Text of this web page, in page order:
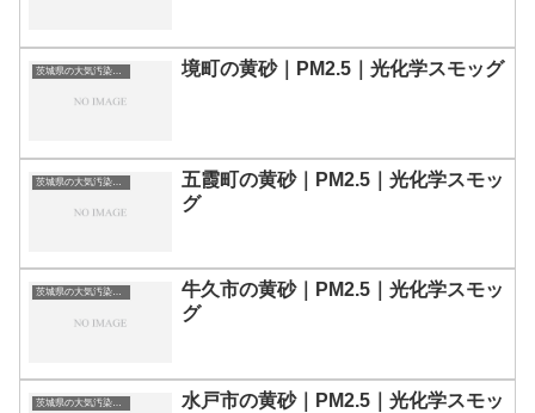
茨城県の大気汚染・PM2.5・黄砂・エアロゾルの数値 境町の黄砂｜PM2.5｜光化学スモッグ
茨城県の大気汚染・PM2.5・黄砂・エアロゾルの数値
五霞町の黄砂｜PM2.5｜光化学スモッ
グ
茨城県の大気汚染・PM2.5・黄砂・エアロゾルの数値
牛久市の黄砂｜PM2.5｜光化学スモッ
グ
茨城県の大気汚染・PM2.5・黄砂・エアロゾルの数値
水戸市の黄砂｜PM2.5｜光化学スモッ